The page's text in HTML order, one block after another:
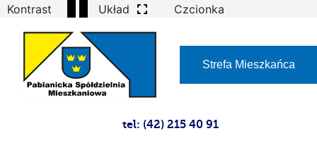
Kontrast Układ Czcionka
Strefa Mieszkańca
tel: (42) 215 40 91